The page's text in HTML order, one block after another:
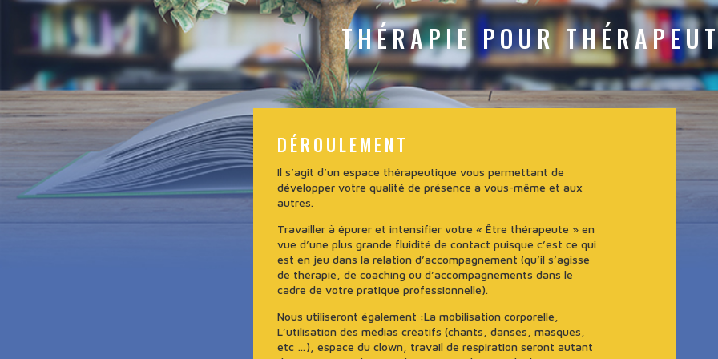
THÉRAPIE POUR
DÉROULEMENT
Il s’agit d’un espace thérapeutique vous permettant de
développer votre qualité de présence à vous-même et aux
autres.
Travailler à épurer et intensifier votre « Être thérapeute » en
vue d’une plus grande fluidité de contact puisque c’est ce qui
est en jeu dans la relation d’accompagnement (qu’il s’agisse
de thérapie, de coaching ou d’accompagnements dans le
cadre de votre pratique professionnelle).
Nous utiliseront également :La mobilisation corporelle,
L’utilisation des médias créatifs (chants, danses, masques,
etc …), espace du clown, travail de respiration seront autant